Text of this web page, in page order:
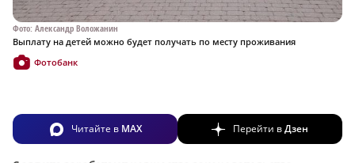
Фото: Александр Воложанин
Выплату на детей можно будет получать по месту проживания
Фотобанк
Читайте в MAX Перейти вДзен